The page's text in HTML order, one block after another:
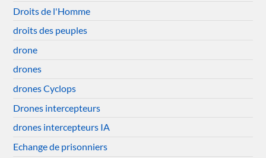
Droits de l'Homme
droits des peuples
drone
drones
drones Cyclops
Drones intercepteurs
drones intercepteurs IA
Echange de prisonniers